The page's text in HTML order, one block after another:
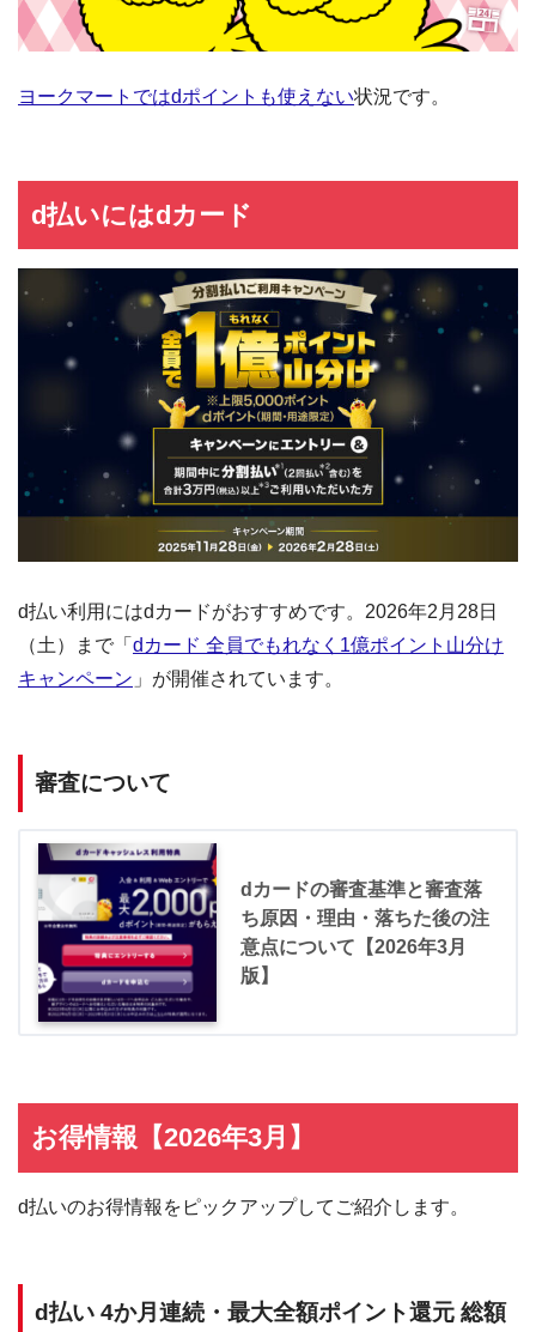
ヨークマートではdポイントも使えない状況です。
d払いにはdカード
d払い利用にはdカードがおすすめです。2026年2月28日
（土）まで「 dカード 全員でもれなく1億ポイント山分け
キャンペーン 」が開催されています。
審査について
dカードの審査基準と審査落
ち原因・理由・落ちた後の注
意点について【2026年3月
版】
お得情報【2026年3月】
d払いのお得情報をピックアップしてご紹介します。
d払い 4か月連続・最大全額ポイント還元 総額